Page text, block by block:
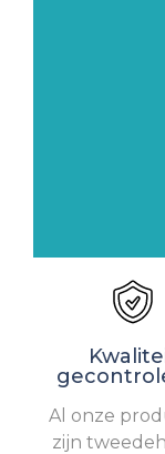
Al onze
zijn